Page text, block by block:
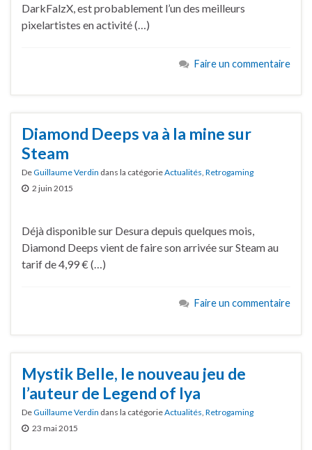
DarkFalzX, est probablement l’un des meilleurs
pixelartistes en activité (…)
Faire un commentaire
Diamond Deeps va à la mine sur
Steam
DeGuillaume Verdin dans la catégorieActualités, Retrogaming
2 juin 2015
Déjà disponible sur Desura depuis quelques mois,
Diamond Deeps vient de faire son arrivée sur Steam au
tarif de 4,99 € (…)
Faire un commentaire
Mystik Belle, le nouveau jeu de
l’auteur de Legend of Iya
DeGuillaume Verdin dans la catégorieActualités Retrogaming
23 mai 2015